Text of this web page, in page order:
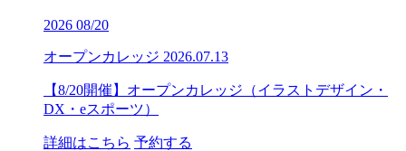
2026 08/20
オープンカレッジ 2026.07.13
【8/20開催】オープンカレッジ（イラストデザイン・
DX・eスポーツ）
詳細はこちら 予約する